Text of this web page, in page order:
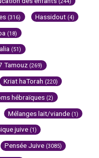
(316) Hassidout (4)
(18)
(51)
Tamouz (269)
Kriat haTorah (220)
hébraïques (2)
Mélanges lait/viande (1)
juive (1)
Pensée Juive (3085)